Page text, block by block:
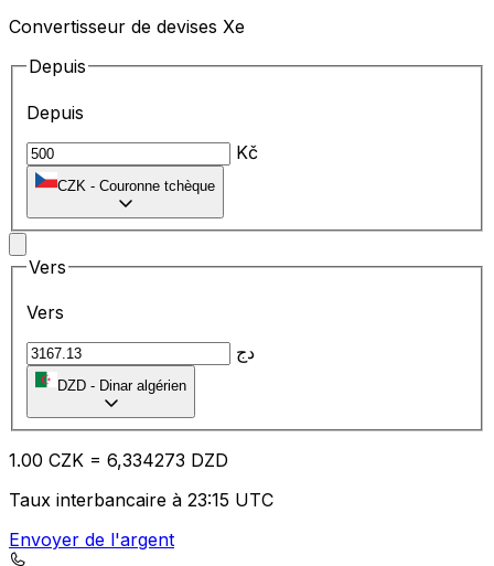
Convertisseur de devises Xe
Depuis
Depuis
Kč
CZK - Couronne tchèque
Vers
Vers
دج
DZD - Dinar algérien
1.00 CZK = 6,334273 DZD
Taux interbancaire à 23:15 UTC
Envoyer de l'argent